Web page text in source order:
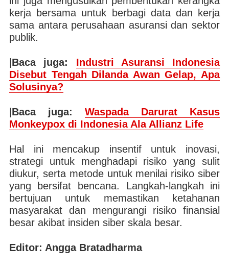
kerja bersama untuk berbagi data dan kerja
sama antara perusahaan asuransi dan sektor
publik.
Baca juga: Industri Asuransi Indonesia
Disebut Tengah Dilanda Awan Gelap, Apa
Solusinya?
Baca juga: Waspada Darurat Kasus
Monkeypox di Indonesia Ala Allianz Life
Hal ini mencakup insentif untuk inovasi,
strategi untuk menghadapi risiko yang sulit
diukur, serta metode untuk menilai risiko siber
yang bersifat bencana. Langkah-langkah ini
bertujuan untuk memastikan ketahanan
masyarakat dan mengurangi risiko finansial
besar akibat insiden siber skala besar.
Editor: Angga Bratadharma